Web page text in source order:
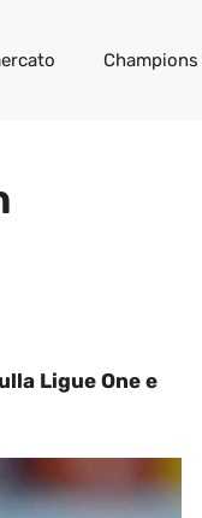
Champions
Ligue One e